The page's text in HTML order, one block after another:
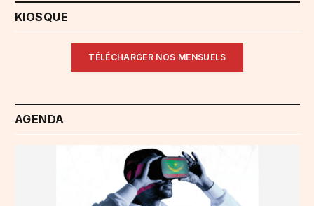
KIOSQUE
TÉLÉCHARGER NOS MENSUELS
AGENDA